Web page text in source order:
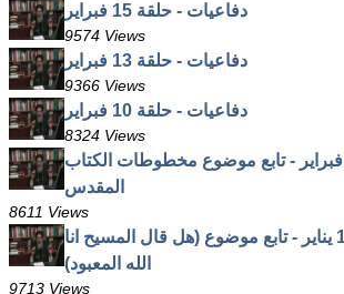
دفاعيات - حلقة 15 فبراير
9574 Views
دفاعيات - حلقة 13 فبراير
9366 Views
دفاعيات - حلقة 10 فبراير
8324 Views
دفاعيات - حلقة 6 فبراير - تابع موضوع مخطوطات الكتاب
المقدس
8611 Views
دفاعيات - حلقة 11 يناير - تابع موضوع (هل قال المسيح انا
الله المعبود)
9713 Views